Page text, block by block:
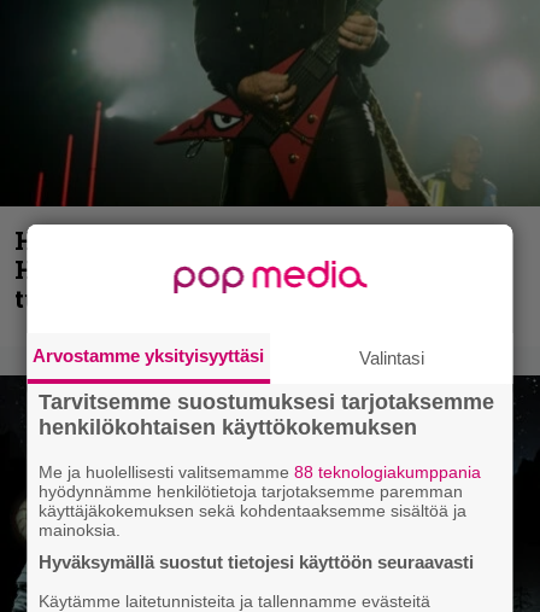
Helloween- ja Gamma Ray -mies Kai
Hansen julkaisi uuden maistiaisen
tulevalta soololevyltä
Arvostamme yksityisyyttäsi Valintasi
Tarvitsemme suostumuksesi tarjotaksemme
henkilökohtaisen käyttökokemuksen
Me ja huolellisesti valitsemamme88 teknologiakumppania
hyödynnämme henkilötietoja tarjotaksemme paremman
käyttäjäkokemuksen sekä kohdentaaksemme sisältöä ja
mainoksia.
Hyväksymällä suostut tietojesi käyttöön seuraavasti
Käytämme laitetunnisteita ja tallennamme evästeitä